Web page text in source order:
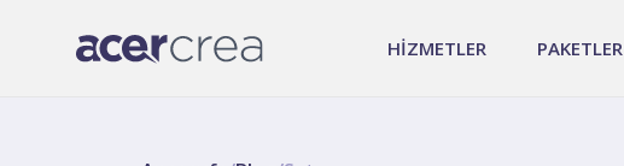
HİZMETLER PAKETLER